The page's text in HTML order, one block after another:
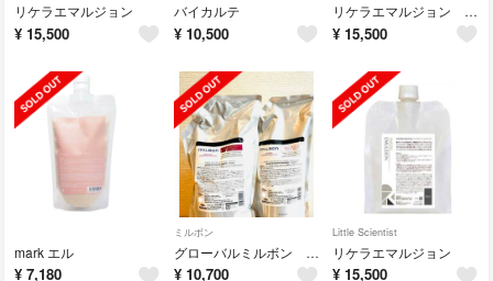
リケラエマルジョン
¥ 15,500
バイカルテ
¥ 10,500
リケラエマルジョン 1000
¥ 15,500
mark エル
¥ 7,180
ミルボン
グローバルミルボン リペア リストラティブ
¥ 10,700
Little Scientist
リケラエマルジョン
¥ 15,500